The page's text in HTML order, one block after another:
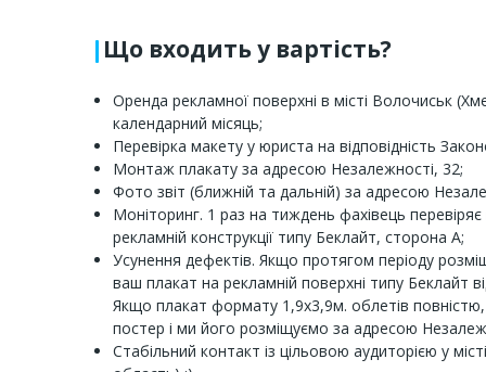
Що входить у вартість?
Оренда рекламної поверхні в місті Волочиськ
календарний місяць;
Перевірка макету у юриста на відповідність
Монтаж плакату за адресою Незалежності, 32;
Фото звіт (ближній та дальній) за адресою
Моніторинг. 1 раз на тиждень фахівець перевіряє
рекламній конструкції типу Беклайт, сторона А;
Усунення дефектів. Якщо протягом періоду
ваш плакат на рекламній поверхні типу Беклайт
Якщо плакат формату 1,9х3,9м. облетів
постер і ми його розміщуємо за адресою
Стабільний контакт із цільовою аудиторією у